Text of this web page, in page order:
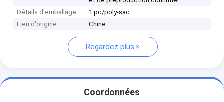
Détails d'emballage
1 pc/poly-sac
Lieu d'origine
Chine
Regardez plus
Coordonnées